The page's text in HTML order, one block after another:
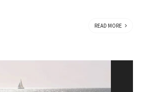
READ MORE